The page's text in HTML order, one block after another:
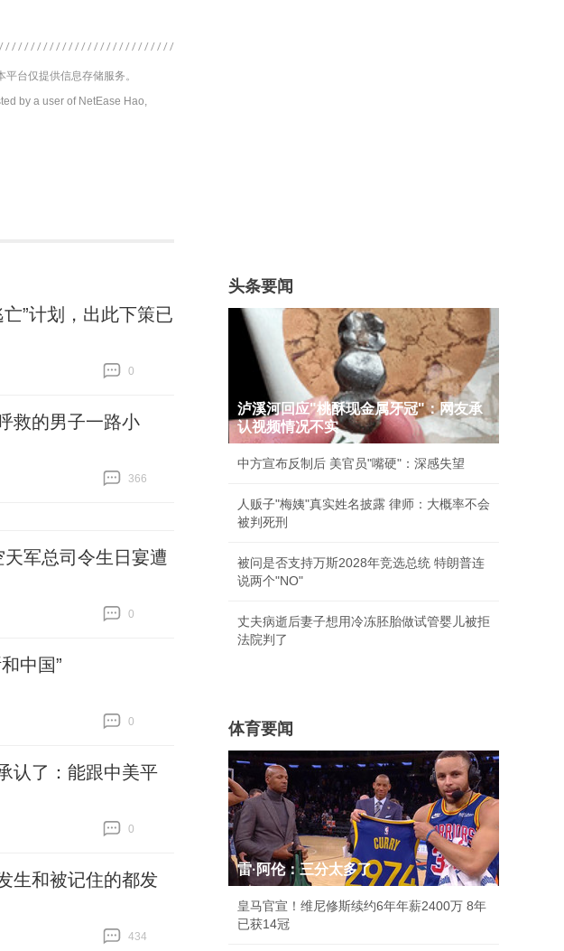
台仅提供信息存储服务。
by a user of NetEase Hao,
”计划，出此下策已
0
救的男子一路小
366
军总司令生日宴遭
0
中国”
0
认了：能跟中美平
0
生和被记住的都发
434
头条要闻
泸溪河回应"桃酥现金属牙冠"：网友承
认视频情况不实
中方宣布反制后 美官员"嘴硬"：深感失望
人贩子"梅姨"真实姓名披露 律师：大概率不会
被判死刑
被问是否支持万斯2028年竞选总统 特朗普连
说两个"NO"
丈夫病逝后妻子想用冷冻胚胎做试管婴儿被拒
法院判了
体育要闻
雷·阿伦：三分太多了
皇马官宣！维尼修斯续约6年年薪2400万 8年
已获14冠